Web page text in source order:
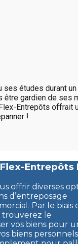
études durant un
être gardien de ses
Entrepôts offrait
!
Entrepôts
offrir diverses
d’entreposage
Par le biais
trouverez le
vos biens pour
biens